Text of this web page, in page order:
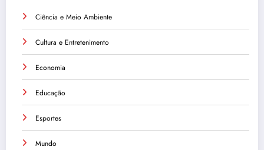
Ciência e Meio Ambiente
Cultura e Entretenimento
Economia
Educação
Esportes
Mundo